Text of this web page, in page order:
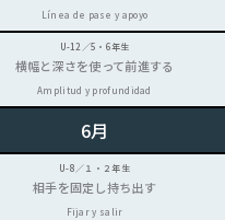
Línea de pase y apoyo
横幅と深さを使って前進する
Amplitud y profundidad
6月
相手を固定し持ち出す
Fijar y salir